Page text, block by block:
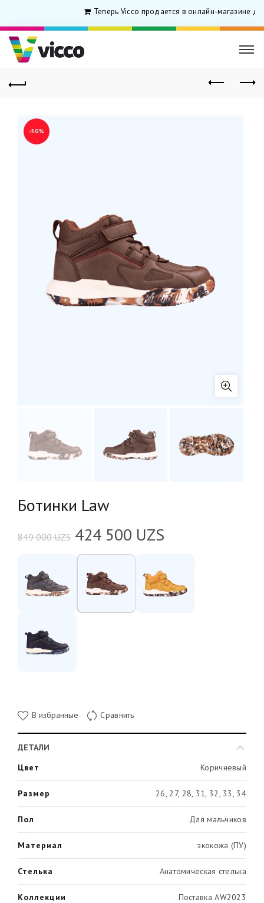
Теперь Vicco продается в онлайн-магазине для
-50%
Ботинки Law
849 000UZS 424 500 UZS
В избранные Сравнить
ДЕТАЛИ
Цвет
Коричневый
Размер 26, 27, 28, 31, 32, 33, 34
Пол Для мальчиков
Материал экокожа (ПУ)
Стелька Анатомическая стелька
Коллекции Поставка AW2023